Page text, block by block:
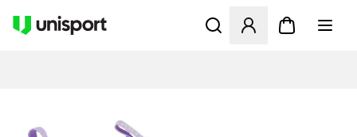
Apre una finestra modale